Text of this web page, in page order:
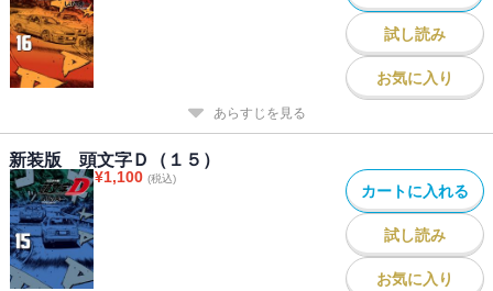
試し読み
お気に入り
あらすじを見る
新装版 頭文字Ｄ（１５）
¥1,100 (税込)
カートに入れる
試し読み
お気に入り